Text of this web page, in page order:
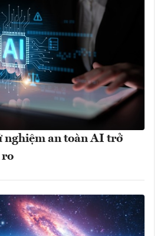
nghiệm an toàn AI trở
ro